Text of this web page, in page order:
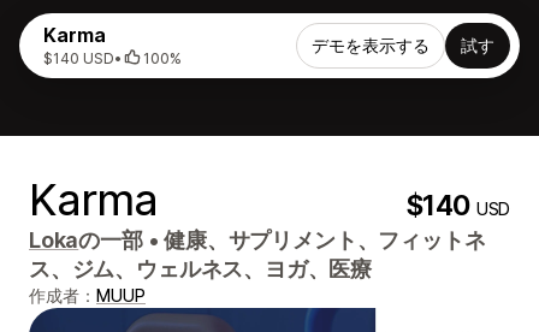
Karma
$140 USD• 100%
デモを表示する 試す
Karma $140USD
Lokaの一部 • 健康、サプリメント、フィットネ
ス、ジム、ウェルネス、ヨガ、医療
作成者： MUUP